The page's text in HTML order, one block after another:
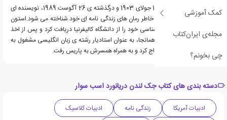
کمک آموزشی
مجله‌ی ایران‌کتاب
چی بخونم؟
ایروینگ استون، زاده ی 14 جولای 1903 و درگذشته ی 26 آگوست 1989، نویسنده ای
آمریکایی بود که بیشتر به خاطر رمان های زندگی نامه ای خود شناخته می شود.استون
در سال 1923، مدرک کارشناسی خود را از دانشگاه کالیفرنیا دریافت کرد و پس از اخذ
مدرک کارشناسی ارشد در همانجا، به عنوان استادیار رشته ی زبان انگلیسی مشغول به
فعالیت شد. او سپس ازدواج کرد و به همراه همسرش به پاریس رفت.
دسته بندی های کتاب جک لندن دریانورد اسب سوار
ادبیات آمریکا زندگی نامه
ادبیات کلاسیک